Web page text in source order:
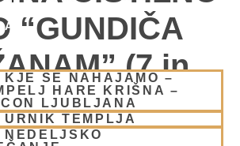
KJE SE NAHAJAMO –
HARE KRIŠNA –
LJUBLJANA
URNIK TEMPLJA
NEDELJSKO
“GUNDIČA
(7.in